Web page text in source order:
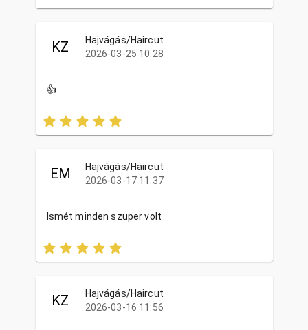
KZ
Hajvágás/Haircut
2026-03-25 10:28
👍
EM
Hajvágás/Haircut
2026-03-17 11:37
Ismét minden szuper volt
KZ
Hajvágás/Haircut
2026-03-16 11:56